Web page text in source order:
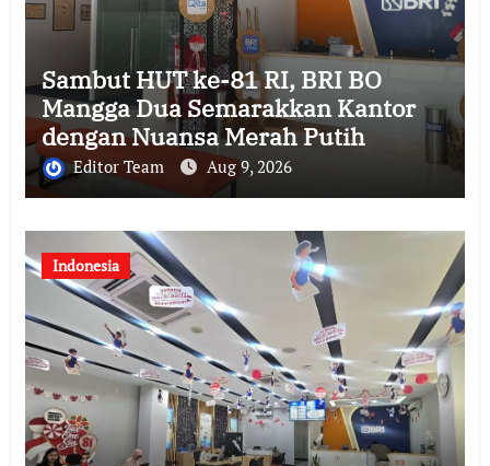
Sambut HUT ke-81 RI, BRI BO
Mangga Dua Semarakkan Kantor
dengan Nuansa Merah Putih
Editor Team Aug 9, 2026
Indonesia